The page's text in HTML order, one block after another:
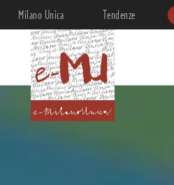
Milano Unica Tendenze